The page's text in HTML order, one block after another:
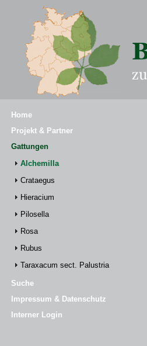
Home
Projekt & Partner
Gattungen
Alchemilla
Crataegus
Hieracium
Pilosella
Rosa
Rubus
Taraxacum sect. Palustria
Suche
Impressum & Datenschutz
Interner Login